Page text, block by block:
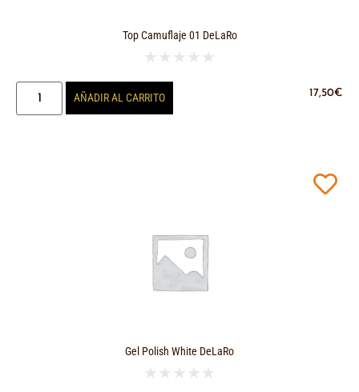
Top Camuflaje 01 DeLaRo
★ ★ ★ ★ ★
17,50€
AÑADIR AL CARRITO
Gel Polish White DeLaRo
★ ★ ★ ★ ★